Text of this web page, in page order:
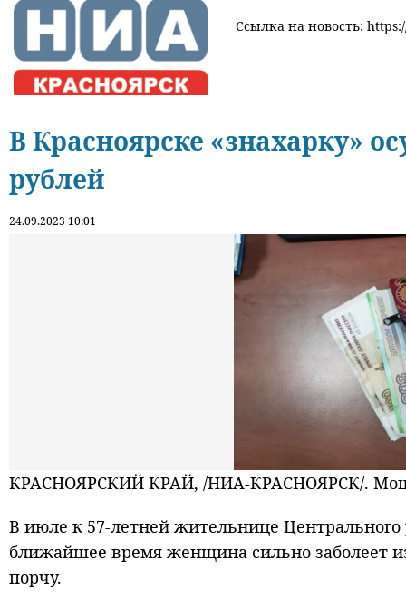
Ссылка на новость:
В Красноярске «знахарку»
рублей
24.09.2023 10:01
КРАСНОЯРСКИЙ КРАЙ, /НИА-КРАСНОЯРСК/.
В июле к 57-летней жительнице
ближайшее время женщина сильно заболеет
порчу.